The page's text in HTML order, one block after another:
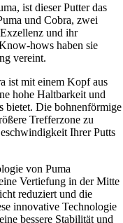
ist dieser Putter das
und Cobra, zwei
und ihr
hows haben sie
vereint.
ist mit einem Kopf aus
hohe Haltbarkeit und
bietet. Die bohnenförmige
Trefferzone zu
Ihrer Putts
von Puma
Vertiefung in der Mitte
reduziert und die
innovative Technologie
bessere Stabilität und